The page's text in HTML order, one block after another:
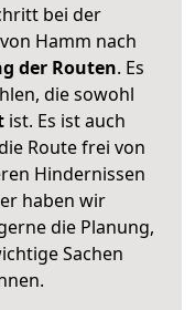
bei der
Hamm nach
der Routen. Es
die sowohl
ist. Es ist auch
Route frei von
Hindernissen
haben wir
die Planung,
Sachen